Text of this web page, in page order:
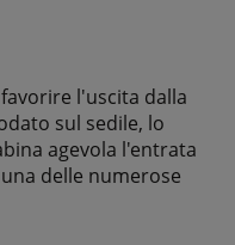
l'uscita dalla
sul sedile, lo
agevola l'entrata
delle numerose